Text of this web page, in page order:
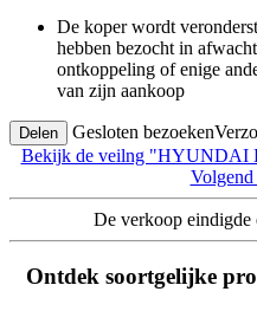
De koper wordt
hebben bezocht in
ontkoppeling of enige
van zijn aankoop
Delen Gesloten bezoeken
Bekijk de veilng "HYUNDAI
De verkoop eindigde
Ontdek soortgelijke